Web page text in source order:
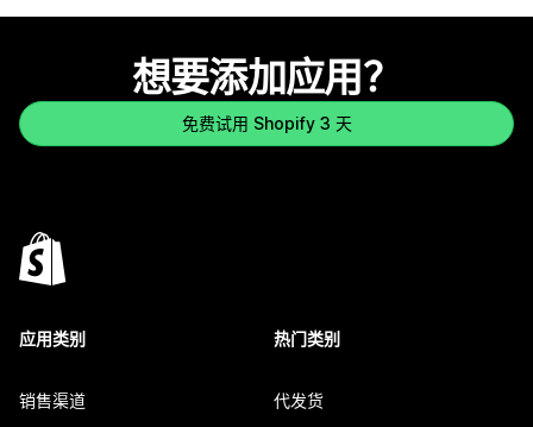
想要添加应用？
免费试用 Shopify 3 天
应用类别
销售渠道
热门类别
代发货